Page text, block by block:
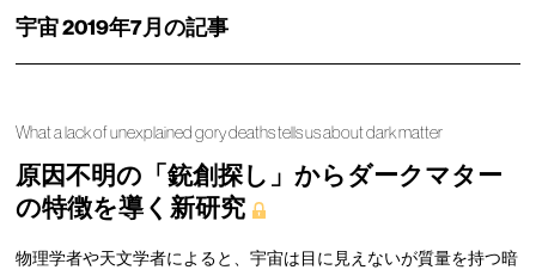
宇宙 2019年7月の記事
What a lack of unexplained gory deaths tells us about dark matter
原因不明の「銃創探し」からダークマター
の特徴を導く新研究
物理学者や天文学者によると、宇宙は目に見えないが質量を持つ暗